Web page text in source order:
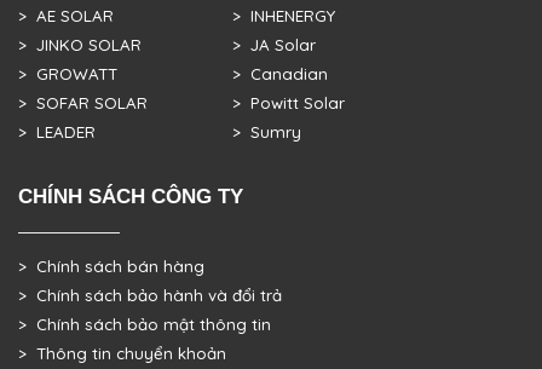
> AE SOLAR
> JINKO SOLAR
> GROWATT
> SOFAR SOLAR
> LEADER
> INHENERGY
> JA Solar
> Canadian
> Powitt Solar
> Sumry
CHÍNH SÁCH CÔNG TY
> Chính sách bán hàng
> Chính sách bảo hành và đổi trả
> Chính sách bảo mật thông tin
> Thông tin chuyển khoản